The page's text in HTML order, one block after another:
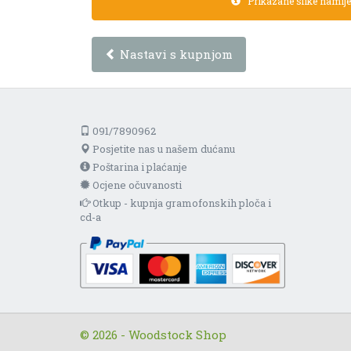
Nastavi s kupnjom
091/7890962
Posjetite nas u našem dućanu
Poštarina i plaćanje
Ocjene očuvanosti
Otkup - kupnja gramofonskih ploča i
cd-a
© 2026 - Woodstock Shop